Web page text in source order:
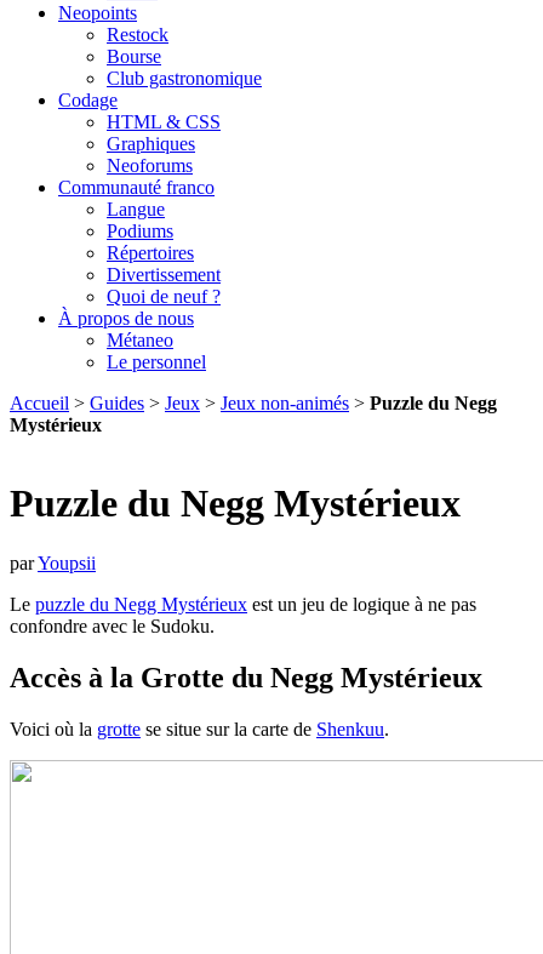
Neopoints
Restock
Bourse
Club gastronomique
Codage
HTML & CSS
Graphiques
Neoforums
Communauté franco
Langue
Podiums
Répertoires
Divertissement
Quoi de neuf ?
À propos de nous
Métaneo
Le personnel
Accueil > Guides > Jeux > Jeux non-animés > Puzzle du Negg
Mystérieux
Puzzle du Negg Mystérieux
parYoupsii
Le puzzle du Negg Mystérieux est un jeu de logique à ne pas
confondre avec le Sudoku.
Accès à la Grotte du Negg Mystérieux
Voici où la grotte se situe sur la carte de Shenkuu.